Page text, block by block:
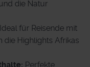
die Natur
Ideal für Reisende mit
die Highlights Afrikas
Perfekte